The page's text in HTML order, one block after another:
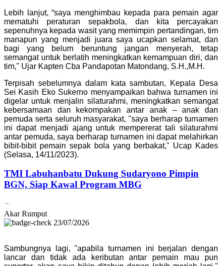
Lebih lanjut, “saya menghimbau kepada para pemain agar
mematuhi peraturan sepakbola, dan kita percayakan
sepenuhnya kepada wasit yang memimpin pertandingan, tim
manapun yang menjadi juara saya ucapkan selamat, dan
bagi yang belum beruntung jangan menyerah, tetap
semangat untuk berlatih meningkatkan kemampuan diri, dan
tim," Ujar Kapten Cba Pandapotan Matondang, S.H.,M.H.
Terpisah sebelumnya dalam kata sambutan, Kepala Desa
Sei Kasih Eko Sukerno menyampaikan bahwa turnamen ini
digelar untuk menjalin silaturahmi, meningkatkan semangat
kebersamaan dan kekompakan antar anak – anak dan
pemuda serta seluruh masyarakat, "saya berharap turnamen
ini dapat menjadi ajang untuk mempererat tali silaturahmi
antar pemuda, saya berharap turnamen ini dapat melahirkan
bibit-bibit pemain sepak bola yang berbakat," Ucap Kades
(Selasa, 14/11/2023).
TMI Labuhanbatu Dukung Sudaryono Pimpin
BGN, Siap Kawal Program MBG
Akar Rumput
23/07/2026
Sambungnya lagi, "apabila turnamen ini berjalan dengan
lancar dan tidak ada keributan antar pemain mau pun